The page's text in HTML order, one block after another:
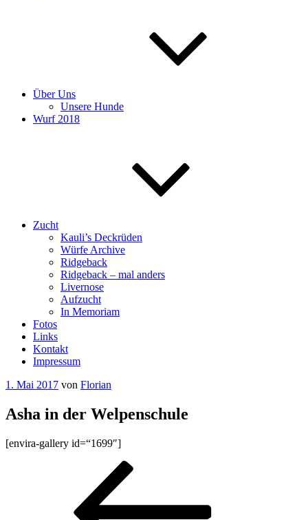
Über Uns
Unsere Hunde
Wurf 2018
Zucht
Kauli’s Deckrüden
Würfe Archive
Ridgeback
Ridgeback – mal anders
Livernose
Aufzucht
In Memoriam
Fotos
Links
Kontakt
Impressum
Veröffentlicht
1. Mai 2017 von Florian
Asha in der Welpenschule
[envira-gallery id=“1699″]
Beitragsnavigation